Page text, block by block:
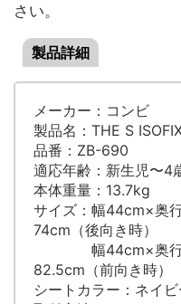
さい。
製品詳細
メーカー：コンビ
製品名：THE S
品番：ZB-690
適応年齢：新生児〜4
本体重量：13.7kg
サイズ：幅44cm×奥
74cm（後向き時）
幅44cm×奥行
82.5cm（前向き時）
シートカラー：ネイ